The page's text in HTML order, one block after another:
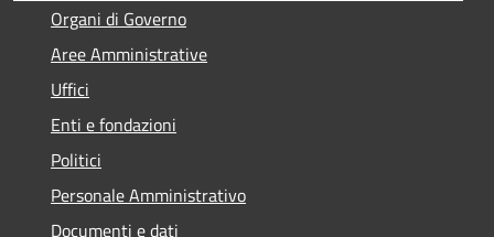
Organi di Governo
Aree Amministrative
Uffici
Enti e fondazioni
Politici
Personale Amministrativo
Documenti e dati